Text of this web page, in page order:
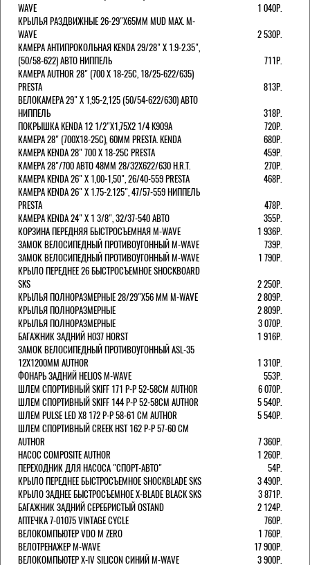
WAVE
1 040Р.
КРЫЛЬЯ РАЗДВИЖНЫЕ 26-29"Х65ММ MUD MAX. M-
WAVE
2 530Р.
КАМЕРА АНТИПРОКОЛЬНАЯ KENDA 29/28" Х 1.9-2.35",
(50/58-622) АВТО НИППЕЛЬ
711Р.
КАМЕРА AUTHOR 28" (700 Х 18-25С, 18/25-622/635)
PRESTA
813Р.
ВЕЛОКАМЕРА 29" X 1,95-2,125 (50/54-622/630) АВТО
НИППЕЛЬ
318Р.
ПОКРЫШКА KENDA 12 1/2"Х1,75X2 1/4 K909A
720Р.
КАМЕРА 28" (700Х18-25С), 60ММ PRESTA. KENDA
680Р.
КАМЕРА KENDA 28" 700 Х 18-25С PRESTA
459Р.
КАМЕРА 28"/700 АВТО 48ММ 28/32Х622/630 H.R.T.
270Р.
КАМЕРА KENDA 26" Х 1,00-1,50", 26/40-559 PRESTA
468Р.
КАМЕРА KENDA 26" Х 1.75-2.125", 47/57-559 НИППЕЛЬ
PRESTA
478Р.
КАМЕРА KENDA 24" Х 1 3/8", 32/37-540 АВТО
355Р.
КОРЗИНА ПЕРЕДНЯЯ БЫСТРОСЪЕМНАЯ M-WAVE
1 936Р.
ЗАМОК ВЕЛОСИПЕДНЫЙ ПРОТИВОУГОННЫЙ M-WAVE
739Р.
ЗАМОК ВЕЛОСИПЕДНЫЙ ПРОТИВОУГОННЫЙ M-WAVE
1 790Р.
КРЫЛО ПЕРЕДНЕЕ 26 БЫСТРОСЪЕМНОЕ SHOCKBOARD
SKS
2 250Р.
КРЫЛЬЯ ПОЛНОРАЗМЕРНЫЕ 28/29"Х56 ММ M-WAVE
2 809Р.
КРЫЛЬЯ ПОЛНОРАЗМЕРНЫЕ
2 809Р.
КРЫЛЬЯ ПОЛНОРАЗМЕРНЫЕ
3 070Р.
БАГАЖНИК ЗАДНИЙ H037 HORST
1 916Р.
ЗАМОК ВЕЛОСИПЕДНЫЙ ПРОТИВОУГОННЫЙ ASL-35
12Х1200ММ AUTHOR
1 310Р.
ФОНАРЬ ЗАДНИЙ HELIOS M-WAVE
553Р.
ШЛЕМ СПОРТИВНЫЙ SKIFF 171 Р-Р 52-58СМ AUTHOR
6 070Р.
ШЛЕМ СПОРТИВНЫЙ SKIFF 144 Р-Р 52-58СМ AUTHOR
5 540Р.
ШЛЕМ PULSE LED X8 172 Р-Р 58-61 СМ AUTHOR
5 540Р.
ШЛЕМ СПОРТИВНЫЙ CREEK HST 162 Р-Р 57-60 СМ
AUTHOR
7 360Р.
НАСОС COMPOSITE AUTHOR
1 260Р.
ПЕРЕХОДНИК ДЛЯ НАСОСА "СПОРТ-АВТО"
54Р.
КРЫЛО ПЕРЕДНЕЕ БЫСТРОСЪЕМНОЕ SHOCKBLADE SKS
3 490Р.
КРЫЛО ЗАДНЕЕ БЫСТРОСЪЕМНОЕ X-BLADE BLACK SKS
3 871Р.
БАГАЖНИК ЗАДНИЙ СЕРЕБРИСТЫЙ OSTAND
2 124Р.
АПТЕЧКА 7-01075 VINTAGE CYCLE
760Р.
ВЕЛОКОМПЬЮТЕР VDO M ZERO
1 760Р.
ВЕЛОТРЕНАЖЕР M-WAVE
17 900Р.
ВЕЛОКОМПЬЮТЕР X-IV SILICON СИНИЙ M-WAVE
3 900Р.